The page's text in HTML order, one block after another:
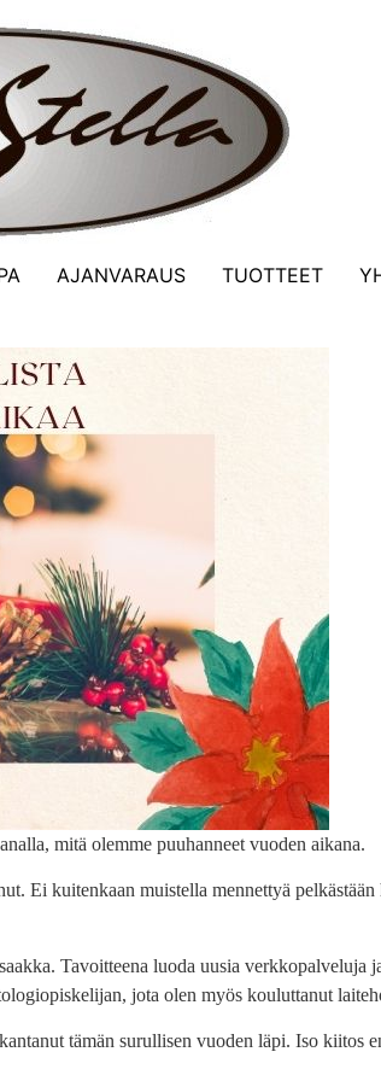
AJANVARAUS TUOTTEET
mitä olemme puuhanneet vuoden aikana.
Ei kuitenkaan muistella mennettyä pelkästään
Tavoitteena luoda uusia verkkopalveluja
jota olen myös kouluttanut
tämän surullisen vuoden läpi. Iso kiitos